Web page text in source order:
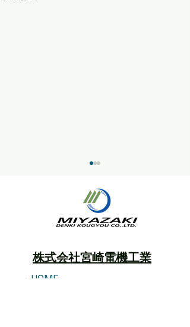
年末年始の営業時間に関
するご案内
株式会社宮崎電機工業
・HOME